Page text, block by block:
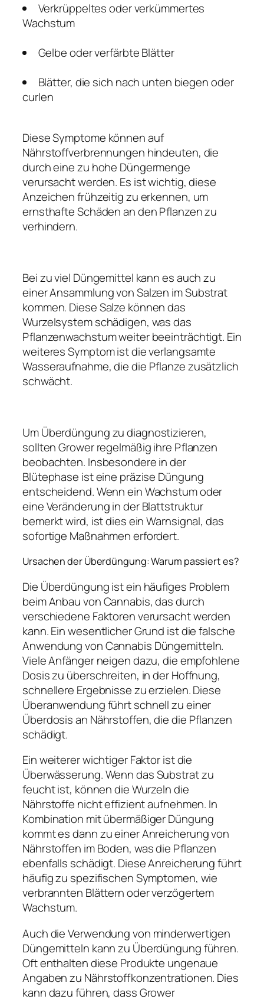
Verkrüppeltes oder verkümmertes
Wachstum
Gelbe oder verfärbte Blätter
Blätter, die sich nach unten biegen oder
curlen
Diese Symptome können auf
Nährstoffverbrennungen hindeuten, die
durch eine zu hohe Düngermenge
verursacht werden. Es ist wichtig, diese
Anzeichen frühzeitig zu erkennen, um
ernsthafte Schäden an den Pflanzen zu
verhindern.
Bei zu viel Düngemittel kann es auch zu
einer Ansammlung von Salzen im Substrat
kommen. Diese Salze können das
Wurzelsystem schädigen, was das
Pflanzenwachstum weiter beeinträchtigt. Ein
weiteres Symptom ist die verlangsamte
Wasseraufnahme, die die Pflanze zusätzlich
schwächt.
Um Überdüngung zu diagnostizieren,
sollten Grower regelmäßig ihre Pflanzen
beobachten. Insbesondere in der
Blütephase ist eine präzise Düngung
entscheidend. Wenn ein Wachstum oder
eine Veränderung in der Blattstruktur
bemerkt wird, ist dies ein Warnsignal, das
sofortige Maßnahmen erfordert.
Ursachen der Überdüngung: Warum passiert es?
Die Überdüngung ist ein häufiges Problem
beim Anbau von Cannabis, das durch
verschiedene Faktoren verursacht werden
kann. Ein wesentlicher Grund ist die falsche
Anwendung von Cannabis Düngemitteln.
Viele Anfänger neigen dazu, die empfohlene
Dosis zu überschreiten, in der Hoffnung,
schnellere Ergebnisse zu erzielen. Diese
Überanwendung führt schnell zu einer
Überdosis an Nährstoffen, die die Pflanzen
schädigt.
Ein weiterer wichtiger Faktor ist die
Überwässerung. Wenn das Substrat zu
feucht ist, können die Wurzeln die
Nährstoffe nicht effizient aufnehmen. In
Kombination mit übermäßiger Düngung
kommt es dann zu einer Anreicherung von
Nährstoffen im Boden, was die Pflanzen
ebenfalls schädigt. Diese Anreicherung führt
häufig zu spezifischen Symptomen, wie
verbrannten Blättern oder verzögertem
Wachstum.
Auch die Verwendung von minderwertigen
Düngemitteln kann zu Überdüngung führen.
Oft enthalten diese Produkte ungenaue
Angaben zu Nährstoffkonzentrationen. Dies
kann dazu führen, dass Grower